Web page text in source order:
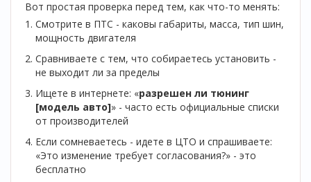
Вот простая проверка перед тем, как что-то менять:
Смотрите в ПТС - каковы габариты, масса, тип шин,
мощность двигателя
Сравниваете с тем, что собираетесь установить -
не выходит ли за пределы
Ищете в интернете: «разрешен ли тюнинг
[модель авто]» - часто есть официальные списки
от производителей
Если сомневаетесь - идете в ЦТО и спрашиваете:
«Это изменение требует согласования?» - это
бесплатно